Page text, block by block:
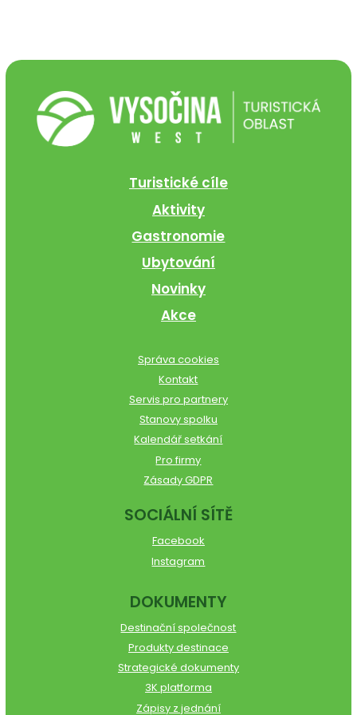
Turistické cíle
Aktivity
Gastronomie
Ubytování
Novinky
Akce
Správa cookies
Kontakt
Servis pro partnery
Stanovy spolku
Kalendář setkání
Pro firmy
Zásady GDPR
SOCIÁLNÍ SÍTĚ
Facebook
Instagram
DOKUMENTY
Destinační společnost
Produkty destinace
Strategické dokumenty
3K platforma
Zápisy z jednání